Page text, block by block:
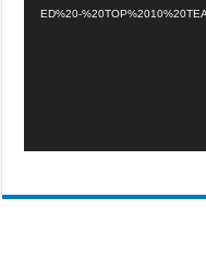
ED%20-